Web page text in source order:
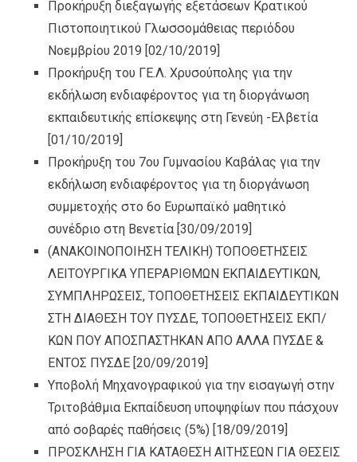
Προκήρυξη διεξαγωγής εξετάσεων Κρατικού
Πιστοποιητικού Γλωσσομάθειας περιόδου
Νοεμβρίου 2019 [02/10/2019]
Προκήρυξη του ΓΕ.Λ. Χρυσούπολης για την
εκδήλωση ενδιαφέροντος για τη διοργάνωση
εκπαιδευτικής επίσκεψης στη Γενεύη -Ελβετία
[01/10/2019]
Προκήρυξη του 7ου Γυμνασίου Καβάλας για την
εκδήλωση ενδιαφέροντος για τη διοργάνωση
συμμετοχής στο 6ο Ευρωπαϊκό μαθητικό
συνέδριο στη Βενετία [30/09/2019]
(ΑΝΑΚΟΙΝΟΠΟΙΗΣΗ ΤΕΛΙΚΗ) ΤΟΠΟΘΕΤΗΣΕΙΣ
ΛΕΙΤΟΥΡΓΙΚΑ ΥΠΕΡΑΡΙΘΜΩΝ ΕΚΠΑΙΔΕΥΤΙΚΩΝ,
ΣΥΜΠΛΗΡΩΣΕΙΣ, ΤΟΠΟΘΕΤΗΣΕΙΣ ΕΚΠΑΙΔΕΥΤΙΚΩΝ
ΣΤΗ ΔΙΑΘΕΣΗ ΤΟΥ ΠΥΣΔΕ, ΤΟΠΟΘΕΤΗΣΕΙΣ ΕΚΠ/
ΚΩΝ ΠΟΥ ΑΠΟΣΠΑΣΤΗΚΑΝ ΑΠΟ ΑΛΛΑ ΠΥΣΔΕ &
ΕΝΤΟΣ ΠΥΣΔΕ [20/09/2019]
Υποβολή Μηχανογραφικού για την εισαγωγή στην
Τριτοβάθμια Εκπαίδευση υποψηφίων που πάσχουν
από σοβαρές παθήσεις (5%) [18/09/2019]
ΠΡΟΣΚΛΗΣΗ ΓΙΑ ΚΑΤΑΘΕΣΗ ΑΙΤΗΣΕΩΝ ΓΙΑ ΘΕΣΕΙΣ